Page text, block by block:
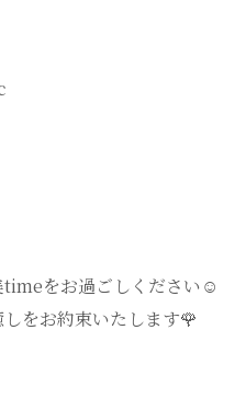
timeをお過ごしください☺️
をお約束いたします🌹